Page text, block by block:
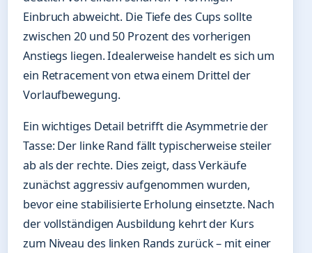
Einbruch abweicht. Die Tiefe des Cups sollte
zwischen 20 und 50 Prozent des vorherigen
Anstiegs liegen. Idealerweise handelt es sich um
ein Retracement von etwa einem Drittel der
Vorlaufbewegung.
Ein wichtiges Detail betrifft die Asymmetrie der
Tasse: Der linke Rand fällt typischerweise steiler
ab als der rechte. Dies zeigt, dass Verkäufe
zunächst aggressiv aufgenommen wurden,
bevor eine stabilisierte Erholung einsetzte. Nach
der vollständigen Ausbildung kehrt der Kurs
zum Niveau des linken Rands zurück – mit einer